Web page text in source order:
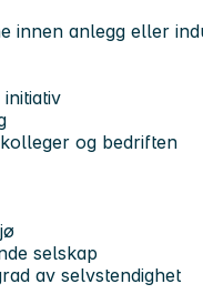
innen anlegg eller
og bedriften
selskap
av selvstendighet